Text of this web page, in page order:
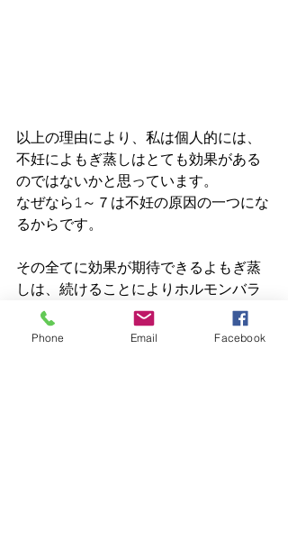
以上の理由により、私は個人的には、
不妊によもぎ蒸しはとても効果がある
のではないかと思っています。
なぜなら1～７は不妊の原因の一つにな
るからです。
その全てに効果が期待できるよもぎ蒸
しは、続けることによりホルモンバラ
ンスが改善され、妊娠する可能性が高
くなると思っています。
Phone Email Facebook